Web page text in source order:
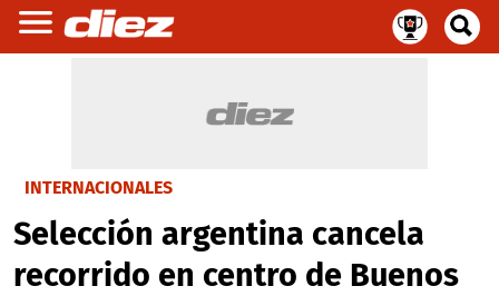
INTERNACIONALES
Selección argentina cancela
recorrido en centro de Buenos